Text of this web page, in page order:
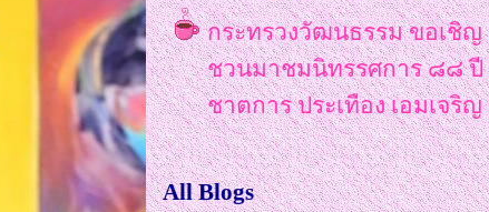
กระทรวงวัฒนธรรม ขอเชิญ
ชวนมาชมนิทรรศการ ๘๘ ปี
ชาตการ ประเทือง เอมเจริญ
All Blogs